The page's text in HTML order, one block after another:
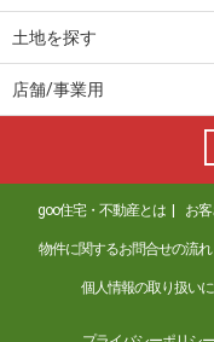
富山県富山市中島２
住 所
専有面積
間取り
富山県富山市五福
土地を探す
店舗/事業用
goo住宅・不動産とは お
物件に関するお問合せの流れ
個人情報の取り扱い